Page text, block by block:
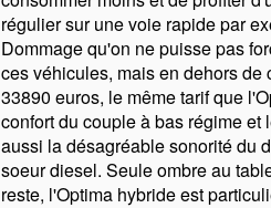
régulier sur une voie rapide par
Dommage qu'on ne puisse pas
ces véhicules, mais en dehors
33890 euros, le même tarif que
confort du couple à bas régime
aussi la désagréable sonorité du
soeur diesel. Seule ombre au
reste, l'Optima hybride est